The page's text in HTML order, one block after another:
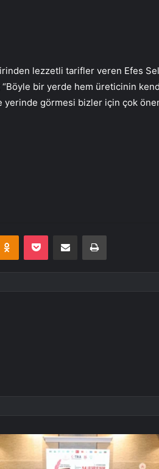
lezzetli tarifler veren Efes
“Böyle bir yerde hem üreticinin
görmesi bizler için çok
Odnoklassniki
Pocket E-Posta ile paylaş Yazdır